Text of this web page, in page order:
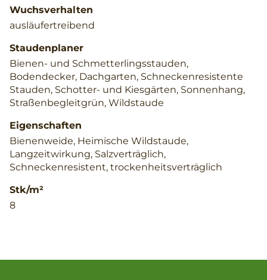
Wuchsverhalten
ausläufertreibend
Staudenplaner
Bienen- und Schmetterlingsstauden,
Bodendecker, Dachgarten, Schneckenresistente
Stauden, Schotter- und Kiesgärten, Sonnenhang,
Straßenbegleitgrün, Wildstaude
Eigenschaften
Bienenweide, Heimische Wildstaude,
Langzeitwirkung, Salzverträglich,
Schneckenresistent, trockenheitsverträglich
Stk/m²
8